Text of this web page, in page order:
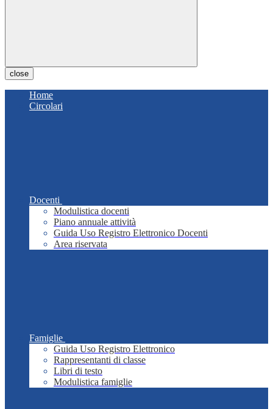
close
Home
Circolari
Docenti
Modulistica docenti
Piano annuale attività
Guida Uso Registro Elettronico Docenti
Area riservata
Famiglie
Guida Uso Registro Elettronico
Rappresentanti di classe
Libri di testo
Modulistica famiglie